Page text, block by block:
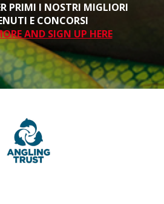
PRIMI I NOSTRI MIGLIORI
E CONCORSI
AND SIGN UP HERE